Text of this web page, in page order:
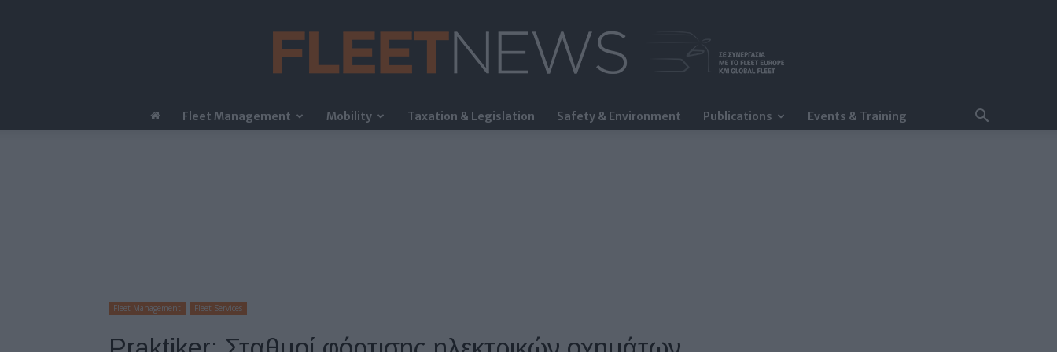
FleetNews
Fleet Management Mobility Taxation & Legislation Safety & Environment Publications Events & Training
Fleet Management Fleet Services